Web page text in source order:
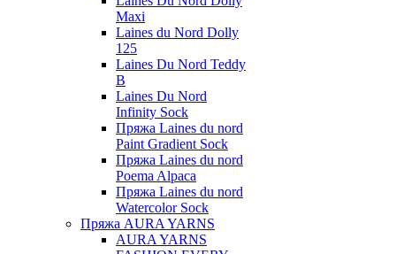
Maxi
Laines du Nord Dolly
125
Laines Du Nord Teddy
B
Laines Du Nord
Infinity Sock
Пряжа Laines du nord
Paint Gradient Sock
Пряжа Laines du nord
Poema Alpaca
Пряжа Laines du nord
Watercolor Sock
Пряжа AURA YARNS
AURA YARNS